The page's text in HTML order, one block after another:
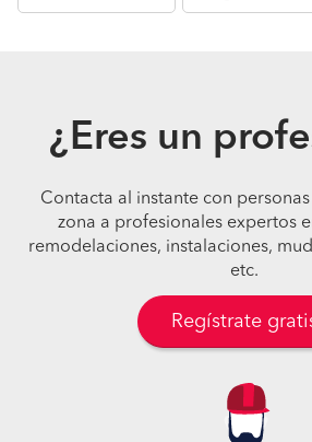
¿Eres un
Contacta al instante con
zona a profesionales expertos
remodelaciones, instalaciones,
etc.
Regístrate